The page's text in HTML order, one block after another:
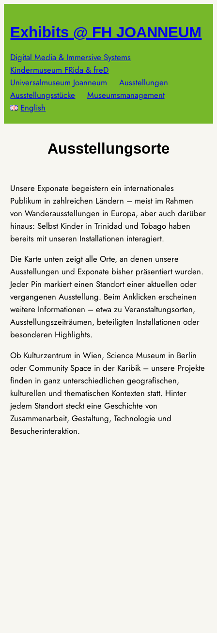
springen
Exhibits @ FH JOANNEUM
Digital Media & Immersive Systems
Kindermuseum FRida & freD
Universalmuseum Joanneum
Ausstellungen
Ausstellungsstücke
Museumsmanagement
English
Ausstellungsorte
Unsere Exponate begeistern ein internationales
Publikum in zahlreichen Ländern – meist im Rahmen
von Wanderausstellungen in Europa, aber auch darüber
hinaus: Selbst Kinder in Trinidad und Tobago haben
bereits mit unseren Installationen interagiert.
Die Karte unten zeigt alle Orte, an denen unsere
Ausstellungen und Exponate bisher präsentiert wurden.
Jeder Pin markiert einen Standort einer aktuellen oder
vergangenen Ausstellung. Beim Anklicken erscheinen
weitere Informationen – etwa zu Veranstaltungsorten,
Ausstellungszeiträumen, beteiligten Installationen oder
besonderen Highlights.
Ob Kulturzentrum in Wien, Science Museum in Berlin
oder Community Space in der Karibik – unsere Projekte
finden in ganz unterschiedlichen geografischen,
kulturellen und thematischen Kontexten statt. Hinter
jedem Standort steckt eine Geschichte von
Zusammenarbeit, Gestaltung, Technologie und
Besucherinteraktion.